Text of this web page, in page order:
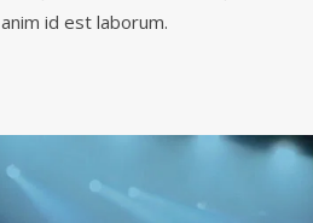
anim id est laborum.